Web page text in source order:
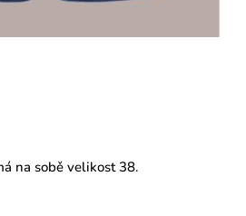
na sobě velikost 38.